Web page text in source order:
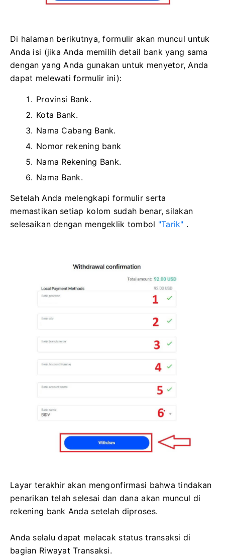
Di halaman berikutnya, formulir akan muncul untuk
Anda isi (jika Anda memilih detail bank yang sama
dengan yang Anda gunakan untuk menyetor, Anda
dapat melewati formulir ini):
Provinsi Bank.
Kota Bank.
Nama Cabang Bank.
Nomor rekening bank
Nama Rekening Bank.
Nama Bank.
Setelah Anda melengkapi formulir serta
memastikan setiap kolom sudah benar, silakan
selesaikan dengan mengeklik tombol "Tarik" .
Layar terakhir akan mengonfirmasi bahwa tindakan
penarikan telah selesai dan dana akan muncul di
rekening bank Anda setelah diproses.
Anda selalu dapat melacak status transaksi di
bagian Riwayat Transaksi.